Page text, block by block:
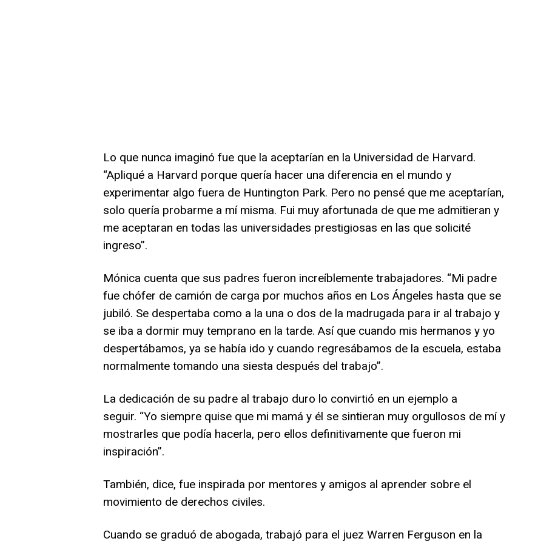
Lo que nunca imaginó fue que la aceptarían en la Universidad de Harvard.
“Apliqué a Harvard porque quería hacer una diferencia en el mundo y
experimentar algo fuera de Huntington Park. Pero no pensé que me aceptarían,
solo quería probarme a mí misma. Fui muy afortunada de que me admitieran y
me aceptaran en todas las universidades prestigiosas en las que solicité
ingreso”.
Mónica cuenta que sus padres fueron increíblemente trabajadores. “Mi padre
fue chófer de camión de carga por muchos años en Los Ángeles hasta que se
jubiló. Se despertaba como a la una o dos de la madrugada para ir al trabajo y
se iba a dormir muy temprano en la tarde. Así que cuando mis hermanos y yo
despertábamos, ya se había ido y cuando regresábamos de la escuela, estaba
normalmente tomando una siesta después del trabajo”.
La dedicación de su padre al trabajo duro lo convirtió en un ejemplo a
seguir. “Yo siempre quise que mi mamá y él se sintieran muy orgullosos de mí y
mostrarles que podía hacerla, pero ellos definitivamente que fueron mi
inspiración”.
También, dice, fue inspirada por mentores y amigos al aprender sobre el
movimiento de derechos civiles.
Cuando se graduó de abogada, trabajó para el juez Warren Ferguson en la